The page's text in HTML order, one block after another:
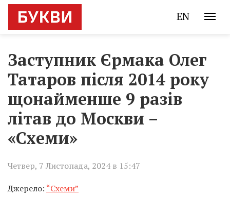
EN
Заступник Єрмака Олег
Татаров після 2014 року
щонайменше 9 разів
літав до Москви –
«Схеми»
Четвер, 7 Листопада, 2024 в 15:47
Джерело: “Схеми”